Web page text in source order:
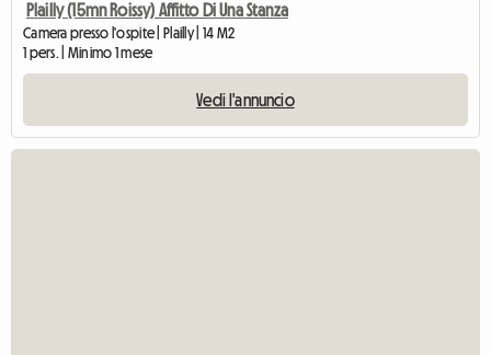
Plailly (15mn Roissy) Affitto Di Una Stanza
Camera presso l'ospite | Plailly | 14 M2
1 pers. | Minimo 1 mese
Vedi l'annuncio